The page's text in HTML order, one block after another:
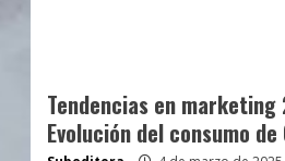
Tendencias en
Evolución del consumo